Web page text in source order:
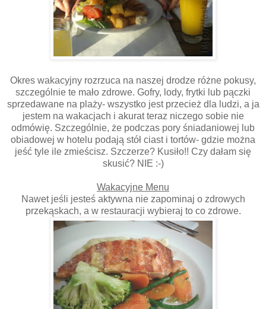
Okres wakacyjny rozrzuca na naszej drodze różne pokusy,
szczególnie te mało zdrowe. Gofry, lody, frytki lub pączki
sprzedawane na plaży- wszystko jest przecież dla ludzi, a ja
jestem na wakacjach i akurat teraz niczego sobie nie
odmówię. Szczególnie, że podczas pory śniadaniowej lub
obiadowej w hotelu podają stół ciast i tortów- gdzie można
jeść tyle ile zmieścisz. Szczerze? Kusiło!! Czy dałam się
skusić? NIE :-)
Wakacyjne Menu
Nawet jeśli jesteś aktywna nie zapominaj o zdrowych
przekąskach, a w restauracji wybieraj to co zdrowe.